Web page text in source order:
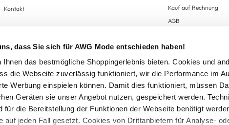
dass Sie sich für AWG Mode entschieden haben!
Ihnen das bestmögliche Shoppingerlebnis bieten. Cookies und
die Webseite zuverlässig funktioniert, wir die Performance im
Werbung einspielen können. Damit dies funktioniert, müssen
Geräten sie unser Angebot nutzen, gespeichert werden.
für die Bereitstellung der Funktionen der Webseite benötigt
auf jeden Fall gesetzt. Cookies von Drittanbietern für Analyse-
Kontakt
Kauf auf Rechnung
AGB
Zahlungsarten
Datenschutz
AWG CARD